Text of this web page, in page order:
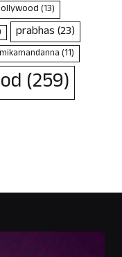
(13)
prabhas(23)
(11)
(259)